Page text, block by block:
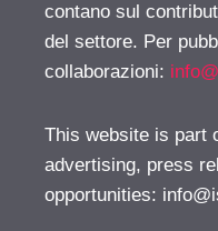
contano sul
del settore. Per
collaborazioni:
This website is part
advertising, press
opportunities: